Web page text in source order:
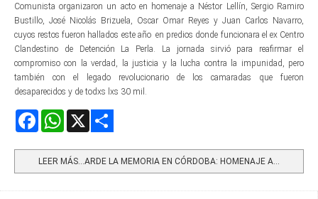
Comunista organizaron un acto en homenaje a Néstor Lellín, Sergio Ramiro
Bustillo, José Nicolás Brizuela, Oscar Omar Reyes y Juan Carlos Navarro,
cuyos restos fueron hallados este año en predios donde funcionara el ex Centro
Clandestino de Detención La Perla. La jornada sirvió para reafirmar el
compromiso con la verdad, la justicia y la lucha contra la impunidad, pero
también con el legado revolucionario de los camaradas que fueron
desaparecidos y de todxs lxs 30 mil.
FacebookWhatsApp
LEER MÁS…ARDE LA MEMORIA EN CÓRDOBA: HOMENAJE A...